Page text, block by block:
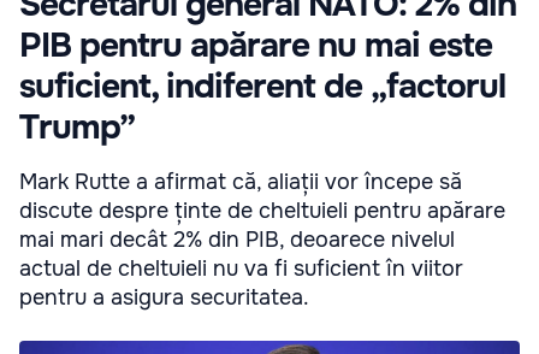
PIB pentru apărare nu mai este
suficient, indiferent de „factorul
Trump”
Mark Rutte a afirmat că, aliații vor începe să
discute despre ținte de cheltuieli pentru apărare
mai mari decât 2% din PIB, deoarece nivelul
actual de cheltuieli nu va fi suficient în viitor
pentru a asigura securitatea.